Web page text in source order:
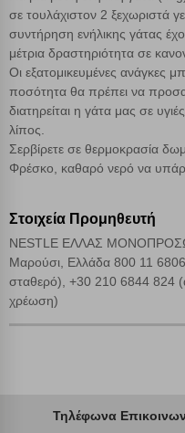
σε τουλάχιστον 2 ξεχωριστά
συντήρηση ενήλικης γάτας
μέτρια δραστηριότητα σε
Οι εξατομικευμένες ανάγκες
ποσότητα θα πρέπει να
διατηρείται η γάτα μας σε
λίπος.
Σερβίρετε σε θερμοκρασία
Φρέσκο, καθαρό νερό να
Στοιχεία Προμηθευτή
NESTLE ΕΛΛΑΣ
Μαρούσι, Ελλάδα 800 11
σταθερό), +30 210 6844 824
χρέωση)
Τηλέφωνα